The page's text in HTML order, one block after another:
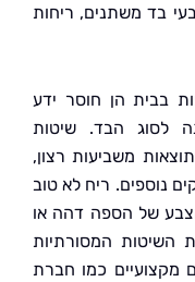
ריחות
הן חוסר ידע
הבד. שיטות
רצון,
ריח לא טוב
דהה או
המסורתיות
כמו חברת